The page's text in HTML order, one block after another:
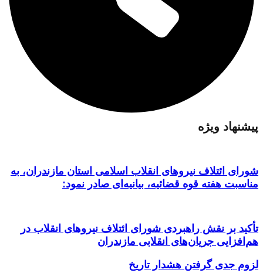
پیشنهاد ویژه
شورای ائتلاف نیروهای انقلاب اسلامی استان مازندران، به
مناسبت هفته قوه قضائیه، بیانیه‌ای صادر نمود:
تأکید بر نقش راهبردی شورای ائتلاف نیروهای انقلاب در
هم‌افزایی جریان‌های انقلابی مازندران
لزوم جدی گرفتن هشدار تاریخ